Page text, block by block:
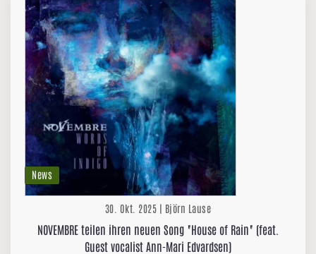
News
30. Okt. 2025 | Björn Lause
NOVEMBRE teilen ihren neuen Song "House of Rain" (feat.
Guest vocalist Ann-Mari Edvardsen)